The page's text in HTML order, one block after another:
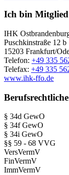
Ich bin
IHK
Puschkinstraße 12 b
15203 Frankfurt/
Telefon: +49 335
Telefax: +49 335
www.ihk-ffo.de
§ 34d GewO
§ 34f GewO
§ 34i GewO
§§ 59 - 68 VVG
VersVermV
FinVermV
ImmVermV